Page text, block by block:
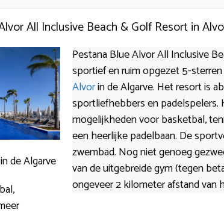
All Inclusive Beach & Golf Resort in
de Algarve
Pestana Blue Alvor All Inclusive
sportief en ruim opgezet 5-
Alvorin de Algarve. Het resort is
sportliefhebbers en
mogelijkheden voor basketbal,
een heerlijke padelbaan. De
zwembad. Nog niet genoeg
van de uitgebreide gym (tegen
ongeveer 2 kilometer afstand van